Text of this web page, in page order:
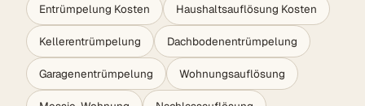
Entrümpelung Kosten Haushaltsauflösung Kosten
Kellerentrümpelung Dachbodenentrümpelung
Garagenentrümpelung Wohnungsauflösung